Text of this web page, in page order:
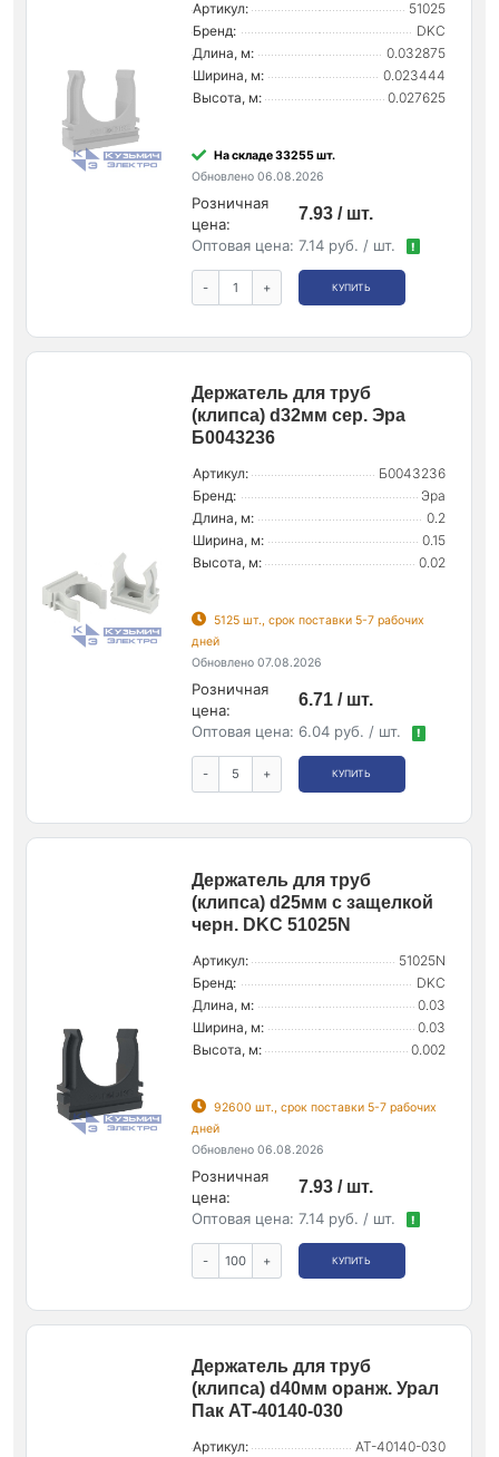
Артикул:
51025
Бренд:
DKC
Длина, м:
0.032875
Ширина, м:
0.023444
Высота, м:
0.027625
На складе 33255 шт.
Обновлено 06.08.2026
Розничная
цена:
7.93 / шт.
Оптовая цена: 7.14 руб. / шт. !
- + КУПИТЬ
Держатель для труб
(клипса) d32мм сер. Эра
Б0043236
Артикул:
Б0043236
Бренд:
Эра
Длина, м:
0.2
Ширина, м:
0.15
Высота, м:
0.02
5125 шт., срок поставки 5-7 рабочих
дней
Обновлено 07.08.2026
Розничная
цена:
6.71 / шт.
Оптовая цена: 6.04 руб. / шт. !
- + КУПИТЬ
Держатель для труб
(клипса) d25мм с защелкой
черн. DKC 51025N
Артикул:
51025N
Бренд:
DKC
Длина, м:
0.03
Ширина, м:
0.03
Высота, м:
0.002
92600 шт., срок поставки 5-7 рабочих
дней
Обновлено 06.08.2026
Розничная
цена:
7.93 / шт.
Оптовая цена: 7.14 руб. / шт. !
- + КУПИТЬ
Держатель для труб
(клипса) d40мм оранж. Урал
Пак АТ-40140-030
Артикул:
АТ-40140-030